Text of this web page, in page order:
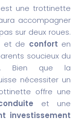
est une trottinette
accompagner
sur deux roues.
et de confort en
soucieux du
Bien que la
nécessiter un
offre une
et une
investissement